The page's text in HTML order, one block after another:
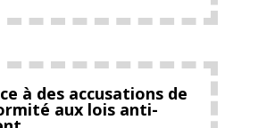
à des accusations de
aux lois anti-